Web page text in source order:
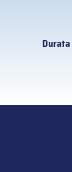
Durata